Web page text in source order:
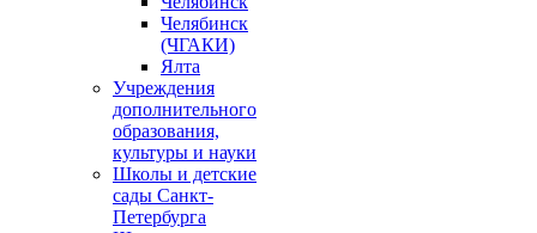
Челябинск
(ЧГАКИ)
Ялта
Учреждения
дополнительного
образования,
культуры и науки
Школы и детские
сады Санкт-
Петербурга